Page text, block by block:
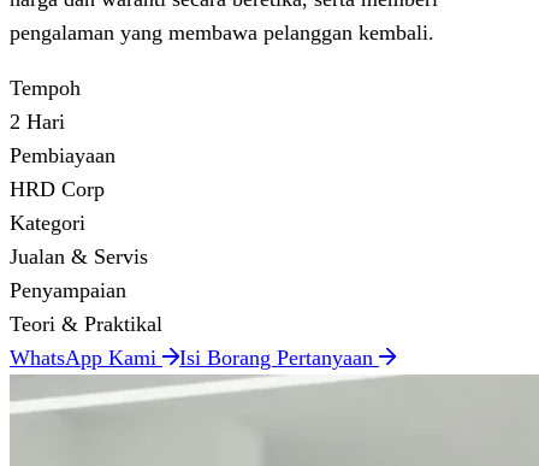
pengalaman yang membawa pelanggan kembali.
Tempoh
2 Hari
Pembiayaan
HRD Corp
Kategori
Jualan & Servis
Penyampaian
Teori & Praktikal
WhatsApp Kami
Isi Borang Pertanyaan